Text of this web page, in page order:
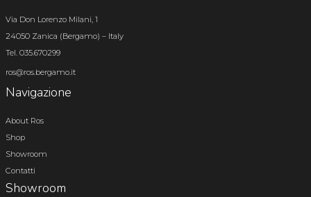
Via Don Lorenzo Milani, 1
24050 Zanica (Bergamo) – Italy
Tel. 035.670299
ros@ros.bergamo.it
Navigazione
About Ros
Shop
Showroom
Contatti
Showroom